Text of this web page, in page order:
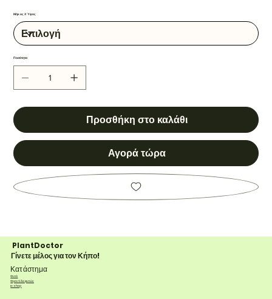
Μήκος Χ Ύψος
Ποσότητα
Προσθήκη στο καλάθι
Αγορά τώρα
PlantDoctor
Γίνετε μέλος για τον Κήπο!
Κατάστημα
Φυτά
Φροντίδα φυτών
e-shop